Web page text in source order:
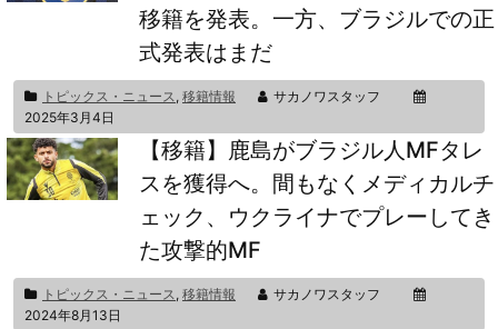
移籍を発表。一方、ブラジルでの正
式発表はまだ
トピックス・ニュース, 移籍情報
サカノワスタッフ
2025年3月4日
【移籍】鹿島がブラジル人MFタレ
スを獲得へ。間もなくメディカルチ
ェック、ウクライナでプレーしてき
た攻撃的MF
トピックス・ニュース, 移籍情報
サカノワスタッフ
2024年8月13日